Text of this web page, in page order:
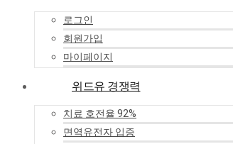
로그인
회원가입
마이페이지
위드유 경쟁력
치료 호전율 92%
면역유전자 입증